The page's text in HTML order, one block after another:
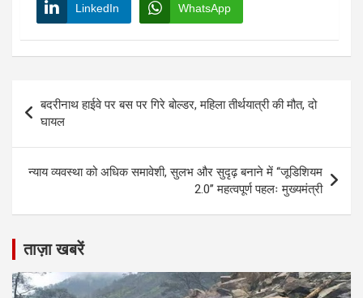
LinkedIn WhatsApp
navigation
बदरीनाथ हाईवे पर बस पर गिरे बोल्डर, महिला तीर्थयात्री की मौत, दो
घायल
न्याय व्यवस्था को अधिक समावेशी, सुलभ और सुदृढ़ बनाने में ‘‘जूडिशियम
2.0’’ महत्वपूर्ण पहलः मुख्यमंत्री
ताज़ा खबरें